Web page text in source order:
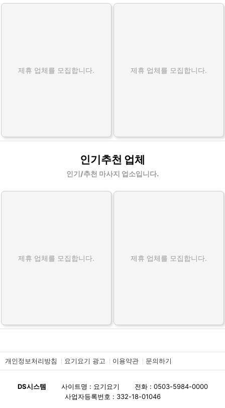
제휴 업체를 모집합니다. 제휴 업체를 모집합니다.
인기추천 업체
인기/추천 마사지 업소입니다.
제휴 업체를 모집합니다. 제휴 업체를 모집합니다.
개인정보처리방침 요기요기 광고 이용약관 문의하기
DS시스템 사이트명 : 요기요기
전화 : 0503-5984-0000
사업자등록번호 : 332-18-01046